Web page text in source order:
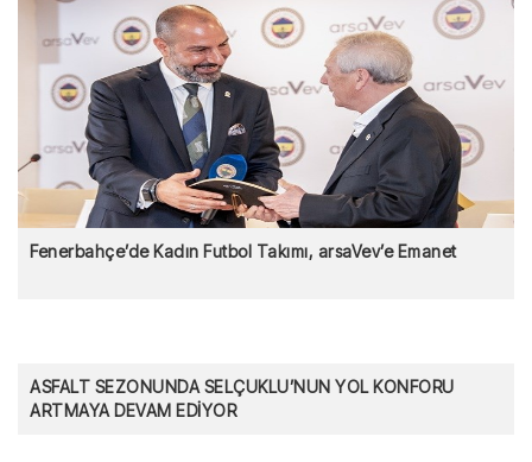
Fenerbahçe’de Kadın Futbol Takımı, arsaVev’e Emanet
ASFALT SEZONUNDA SELÇUKLU’NUN YOL KONFORU
ARTMAYA DEVAM EDİYOR